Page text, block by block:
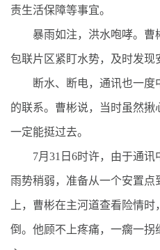
责生活保障等事宜。
暴雨如注，洪水咆哮。曹
包联片区紧盯水势，及时发现
断水、断电，通讯也一度
的联系。曹彬说，当时虽然揪
一定能挺过去。
7月31日6时许，由于通讯
雨势稍弱，准备从一个安置
上，曹彬在主河道查看险情
倒。他顾不上疼痛，一瘸一